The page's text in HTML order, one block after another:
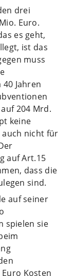
drei
Euro.
es geht,
ist das
muss
Jahren
204 Mrd.
keine
auch nicht für
auf Art.15
dass die
sind.
auf seiner
spielen sie
Kosten